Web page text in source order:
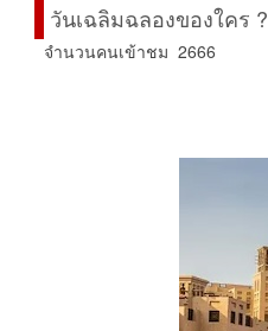
วันเฉลิมฉลองของใคร ?
จำนวนคนเข้าชม 2666